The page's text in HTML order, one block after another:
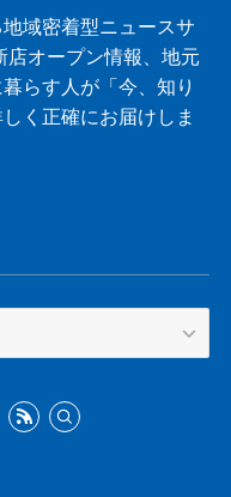
域密着型ニュースサ
店オープン情報、地元
らす人が「今、知り
く正確にお届けしま